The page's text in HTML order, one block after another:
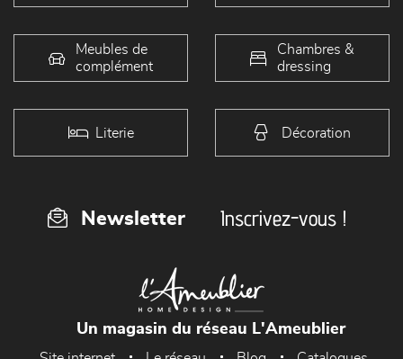
Meubles de
complément
Chambres &
dressing
Literie Décoration
Newsletter Inscrivez-vous !
Un magasin du réseau L'Ameublier